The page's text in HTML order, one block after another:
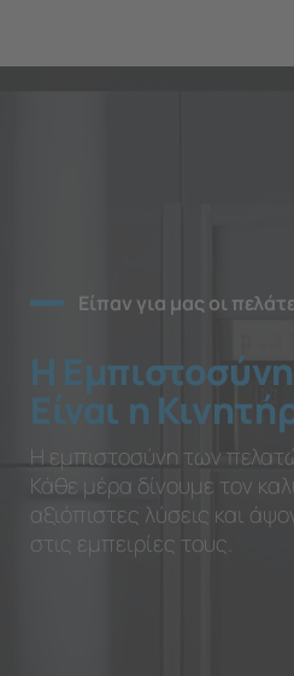
Είπαν για μας οι
Η
Είναι η
Η εμπιστοσύνη των
Κάθε μέρα δίνουμε τον
αξιόπιστες λύσεις και
στις εμπειρίες τους.